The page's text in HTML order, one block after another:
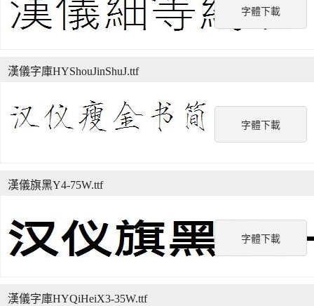
字體下載
字體下載
漢儀字庫HYShouJinShuJ.ttf
字體下載
漢儀旗黑Y4-75W.ttf
漢儀字庫HYQiHeiX3-35W.ttf